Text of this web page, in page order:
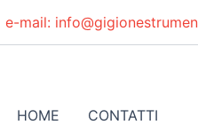
| e-mail:
HOME CONTATTI